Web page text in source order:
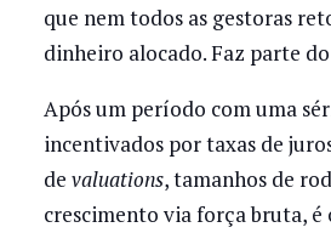
que nem todos as gestoras
dinheiro alocado. Faz parte
Após um período com uma
incentivados por taxas de
de valuations, tamanhos de
crescimento via força bruta, é